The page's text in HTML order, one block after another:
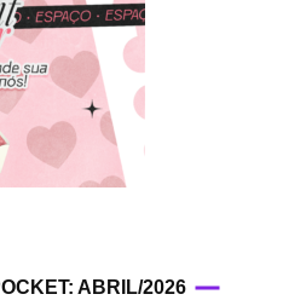
brasileira
“Round
ABRIL/2026